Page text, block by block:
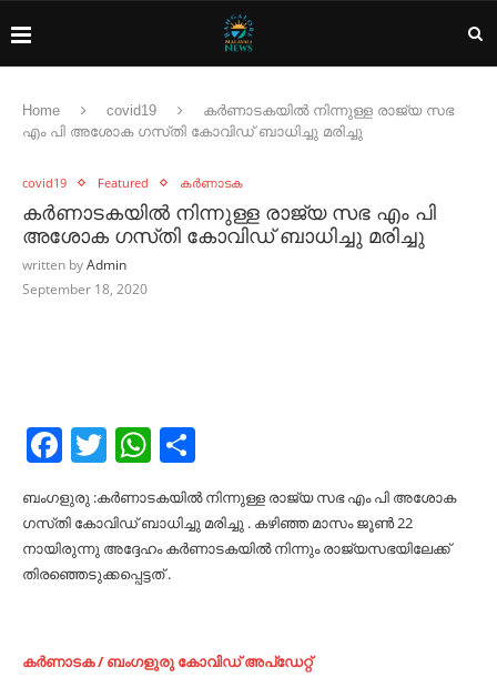
Home covid19
കർണാടകയിൽ നിന്നുള്ള രാജ്യ സഭ
എം പി അശോക ഗസ്‌തി കോവിഡ് ബാധിച്ചു മരിച്ചു
covid19 Featured കർണാടക
കർണാടകയിൽ നിന്നുള്ള രാജ്യ സഭ എം പി
അശോക ഗസ്‌തി കോവിഡ് ബാധിച്ചു മരിച്ചു
written byAdmin
September 18, 2020
Facebook
TwitterWhatsApp
ബംഗളുരു :കർണാടകയിൽ നിന്നുള്ള രാജ്യ സഭ എം പി അശോക
ഗസ്‌തി കോവിഡ് ബാധിച്ചു മരിച്ചു . കഴിഞ്ഞ മാസം ജൂൺ 22
നായിരുന്നു അദ്ദേഹം കർണാടകയിൽ നിന്നും രാജ്യസഭയിലേക്ക്
തിരഞ്ഞെടുക്കപ്പെട്ടത് .
കർണാടക / ബംഗളുരു കോവിഡ് അപ്ഡേറ്റ്